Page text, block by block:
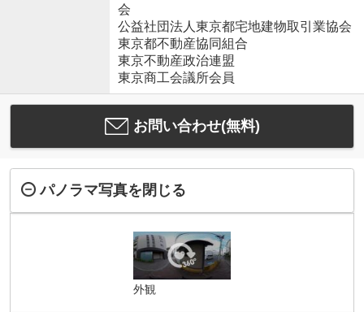
会
公益社団法人東京都宅地建物取引業協会
東京都不動産協同組合
東京不動産政治連盟
東京商工会議所会員
お問い合わせ(無料)
パノラマ写真を閉じる
外観